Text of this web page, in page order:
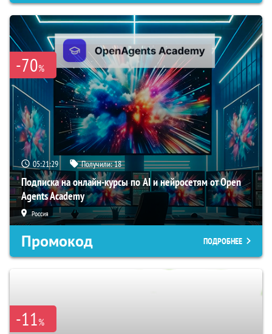
-70%
05:21:28 Получили:18
Подписка на онлайн-курсы по AI и нейросетям от Open
Agents Academy
Россия
Промокод ПОДРОБНЕЕ
-11%